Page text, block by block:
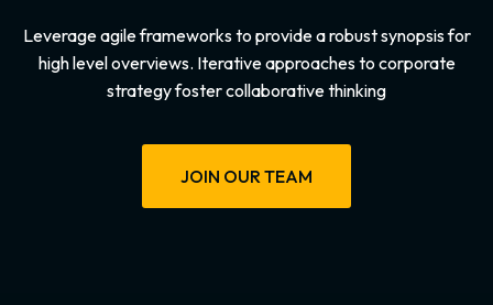
Leverage agile frameworks to provide a robust synopsis for
high level overviews. Iterative approaches to corporate
strategy foster collaborative thinking
JOIN OUR TEAM